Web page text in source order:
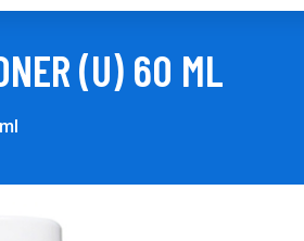
(U) 60 ML